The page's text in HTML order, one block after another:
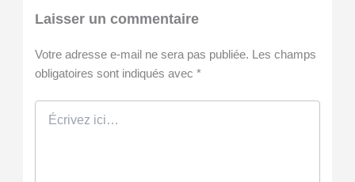
Laisser un commentaire
Votre adresse e-mail ne sera pas publiée. Les champs
obligatoires sont indiqués avec *
ici…